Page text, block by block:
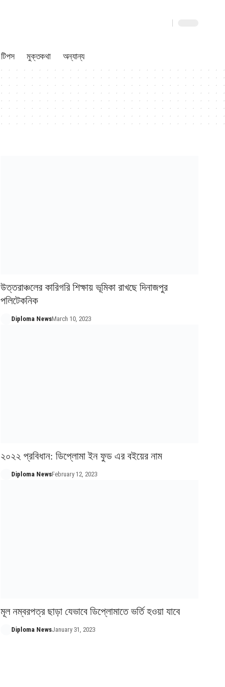
টিপস মুক্তকথা অন্যান্য
উত্তরাঞ্চলের কারিগরি শিক্ষায় ভূমিকা রাখছে দিনাজপুর
পলিটেকনিক
Diploma NewsMarch 10, 2023
২০২২ প্রবিধান: ডিপ্লোমা ইন ফুড এর বইয়ের নাম
Diploma NewsFebruary 12, 2023
মূল নম্বরপত্র ছাড়া যেভাবে ডিপ্লোমাতে ভর্তি হওয়া যাবে
Diploma NewsJanuary 31, 2023